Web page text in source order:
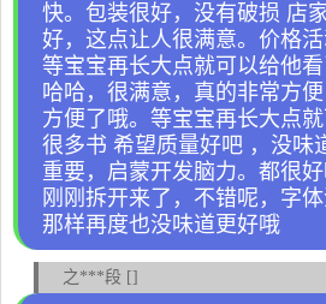
快。包装很好，没有破损 店
好，这点让人很满意。价格活
等宝宝再长大点就可以给他
哈哈，很满意，真的非常方
方便了哦。等宝宝再长大点
很多书 希望质量好吧 ，没味
重要，启蒙开发脑力。都很好
刚刚拆开来了，不错呢，字
那样再度也没味道更好哦
之***段 []